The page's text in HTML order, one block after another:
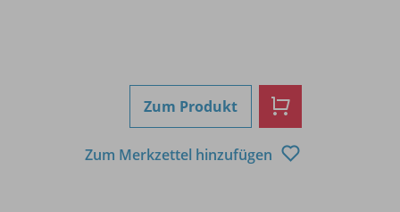
Zum Produkt
Zum Merkzettel hinzufügen